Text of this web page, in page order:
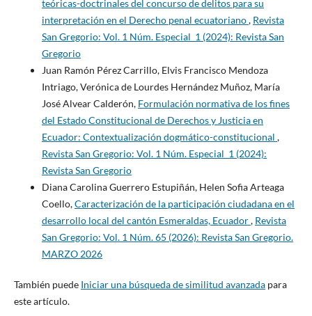
teóricas-doctrinales del concurso de delitos para su
interpretación en el Derecho penal ecuatoriano, Revista
San Gregorio: Vol. 1 Núm. Especial_1 (2024): Revista San
Gregorio
Juan Ramón Pérez Carrillo, Elvis Francisco Mendoza
Intriago, Verónica de Lourdes Hernández Muñoz, María
José Alvear Calderón, Formulación normativa de los fines
del Estado Constitucional de Derechos y Justicia en
Ecuador: Contextualización dogmático-constitucional ,
Revista San Gregorio: Vol. 1 Núm. Especial_1 (2024):
Revista San Gregorio
Diana Carolina Guerrero Estupiñán, Helen Sofia Arteaga
Coello,Caracterización de la participación ciudadana en el
desarrollo local del cantón Esmeraldas, Ecuador, Revista
San Gregorio: Vol. 1 Núm. 65 (2026): Revista San Gregorio.
MARZO 2026
También puede Iniciar una búsqueda de similitud avanzadapara
este artículo.